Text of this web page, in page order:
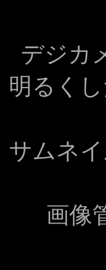
デジカ
明るく
サムネ
画像